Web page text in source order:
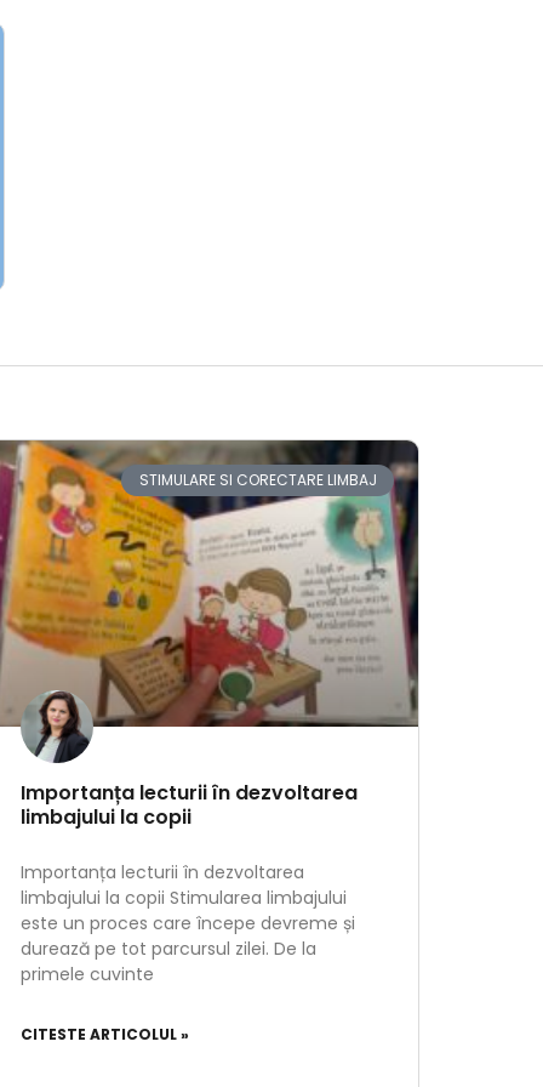
STIMULARE SI CORECTARE LIMBAJ
Importanța lecturii în dezvoltarea
limbajului la copii
Importanța lecturii în dezvoltarea
limbajului la copii Stimularea limbajului
este un proces care începe devreme și
durează pe tot parcursul zilei. De la
primele cuvinte
CITESTE ARTICOLUL »